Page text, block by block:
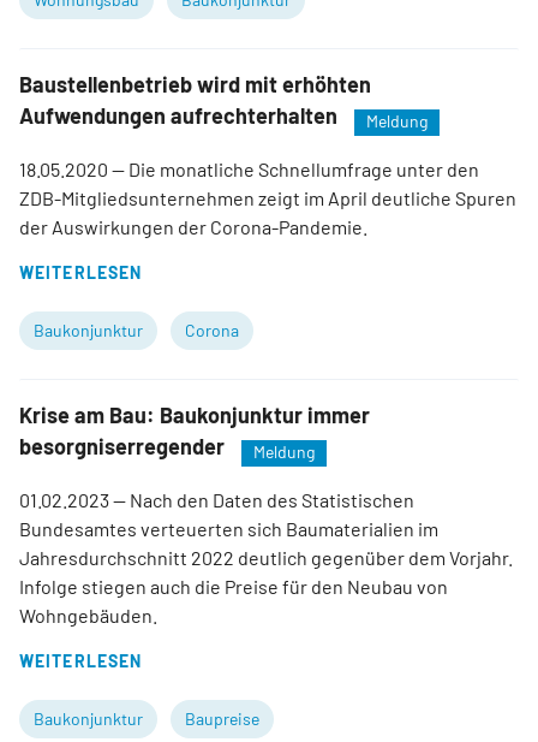
Baustellenbetrieb wird mit erhöhten
Aufwendungen aufrechterhalten
Meldung
18.05.2020 — Die monatliche Schnellumfrage unter den
ZDB-Mitgliedsunternehmen zeigt im April deutliche Spuren
der Auswirkungen der Corona-Pandemie.
WEITERLESEN
Baukonjunktur Corona
Krise am Bau: Baukonjunktur immer
besorgniserregender
Meldung
01.02.2023— Nach den Daten des Statistischen
Bundesamtes verteuerten sich Baumaterialien im
Jahresdurchschnitt 2022 deutlich gegenüber dem Vorjahr.
Infolge stiegen auch die Preise für den Neubau von
Wohngebäuden.
WEITERLESEN
Baukonjunktur Baupreise